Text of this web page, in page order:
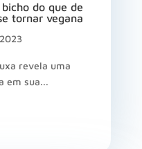
do que de
tornar vegana
revela uma
em sua...